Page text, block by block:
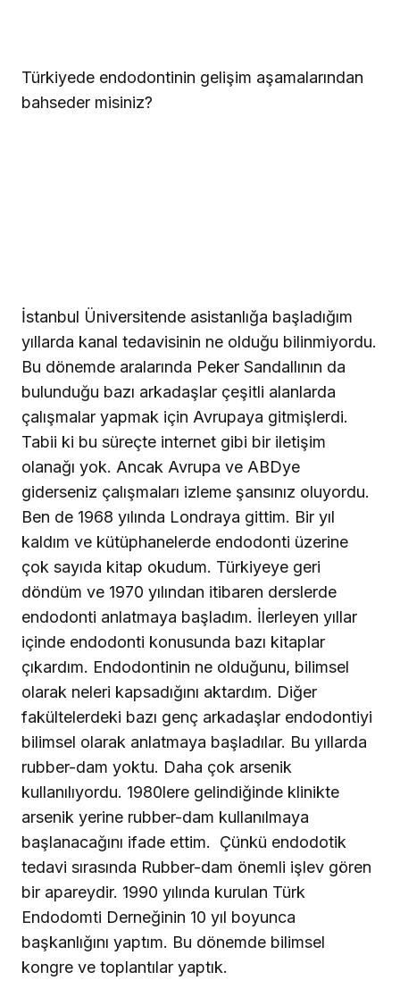
Türkiyede endodontinin gelişim aşamalarından
bahseder misiniz?
İstanbul Üniversitende asistanlığa başladığım
yıllarda kanal tedavisinin ne olduğu bilinmiyordu.
Bu dönemde aralarında Peker Sandallının da
bulunduğu bazı arkadaşlar çeşitli alanlarda
çalışmalar yapmak için Avrupaya gitmişlerdi.
Tabii ki bu süreçte internet gibi bir iletişim
olanağı yok. Ancak Avrupa ve ABDye
giderseniz çalışmaları izleme şansınız oluyordu.
Ben de 1968 yılında Londraya gittim. Bir yıl
kaldım ve kütüphanelerde endodonti üzerine
çok sayıda kitap okudum. Türkiyeye geri
döndüm ve 1970 yılından itibaren derslerde
endodonti anlatmaya başladım. İlerleyen yıllar
içinde endodonti konusunda bazı kitaplar
çıkardım. Endodontinin ne olduğunu, bilimsel
olarak neleri kapsadığını aktardım. Diğer
fakültelerdeki bazı genç arkadaşlar endodontiyi
bilimsel olarak anlatmaya başladılar. Bu yıllarda
rubber-dam yoktu. Daha çok arsenik
kullanılıyordu. 1980lere gelindiğinde klinikte
arsenik yerine rubber-dam kullanılmaya
başlanacağını ifade ettim.
Çünkü endodotik
tedavi sırasında Rubber-dam önemli işlev gören
bir apareydir. 1990 yılında kurulan Türk
Endodomti Derneğinin 10 yıl boyunca
başkanlığını yaptım. Bu dönemde bilimsel
kongre ve toplantılar yaptık.